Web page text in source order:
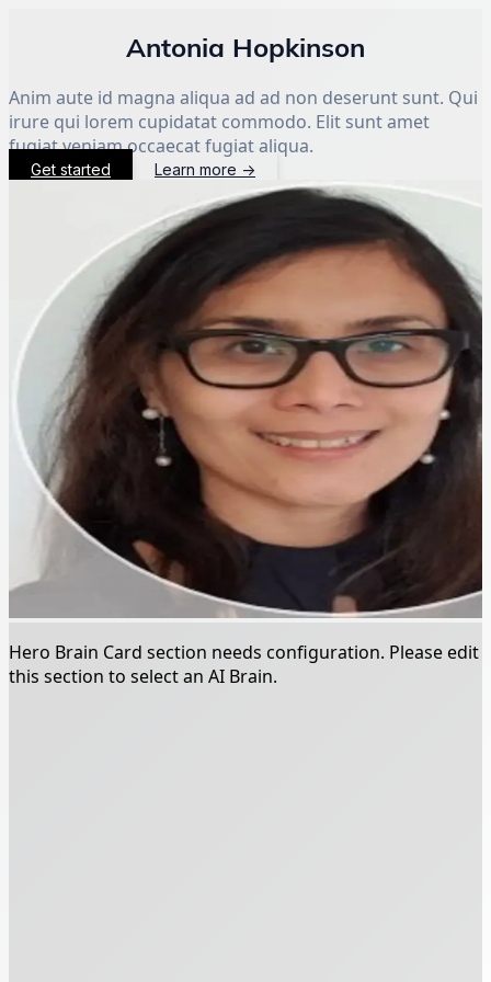
Antonia Hopkinson
Anim aute id magna aliqua ad ad non deserunt sunt. Qui
irure qui lorem cupidatat commodo. Elit sunt amet
fugiat veniam occaecat fugiat aliqua.
Get started Learn more →
Hero Brain Card section needs configuration. Please edit
this section to select an AI Brain.